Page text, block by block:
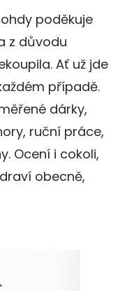
poděkuje
z důvodu
Ať už jde
případě.
dárky,
ruční práce,
Ocení i cokoli,
obecně,